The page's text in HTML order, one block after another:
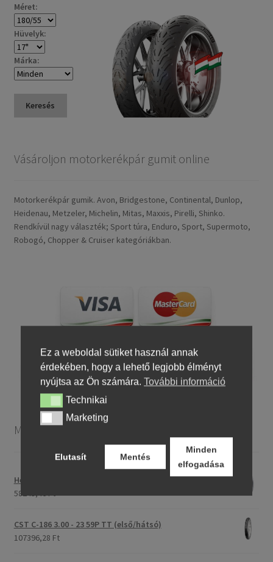
Méret:
Hüvelyk:
Márka:
Keresés
Vásároljon motorkerékpár gumit online
Motorkerékpár gumik. Avon, Bridgestone, Continental, Dunlop,
Heidenau, Metzeler, Michelin, Mitas, Maxxis, Pirelli, Shinko.
Rendkívül nagy választék; Sport túra, Enduro, Sport, Supermoto,
Robogó, Chopper & Cruiser kategóriákban.
Motorkerékpár gumiabroncsok
Heidenau 5.00 - 16 76P P29 TT
58243,46 Ft
CST C-186 3.00 - 23 59P TT (első/hátsó)
107396,28 Ft
Ez a weboldal sütiket használ annak
érdekében, hogy a lehető legjobb élményt
nyújtsa az Ön számára. További információ
TechnikaiTechnikai
MarketingMarketing
Elutasít Mentés
Minden
elfogadása